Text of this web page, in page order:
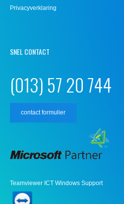
Privacyverklaring
SNEL CONTACT
(013) 57 20 744
contact formulier
Teamviewer ICT Windows Support